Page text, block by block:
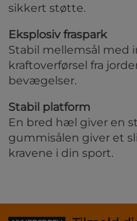
sikkert støtte.
Eksplosiv fraspark
Stabil mellemsål
kraftoverførsel fra
bevægelser.
Stabil platform
En bred hæl giver en
gummisålen giver et
kravene i din sport.